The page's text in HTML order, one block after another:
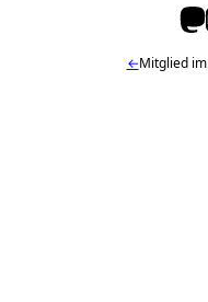
←Mitglied im